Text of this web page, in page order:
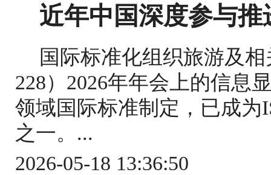
近年中国深度参与
国际标准化组织旅游及
228）2026年年会上的信息
领域国际标准制定，已成为
之一。...
2026-05-18 13:36:50